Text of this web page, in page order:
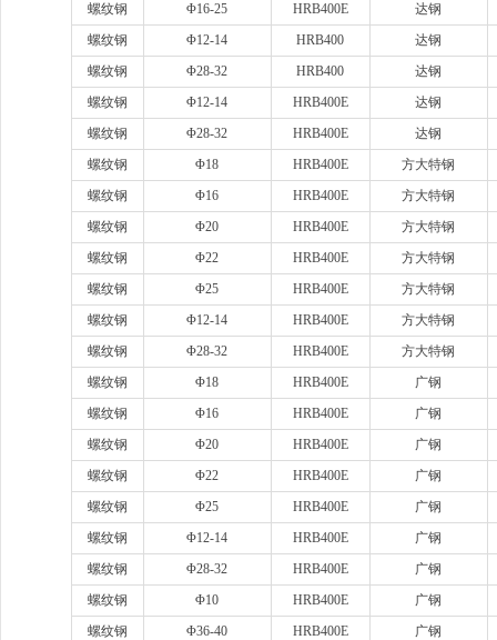
螺纹钢
Φ16-25 HRB400E
达钢
螺纹钢
Φ12-14 HRB400
达钢
螺纹钢
Φ28-32 HRB400
达钢
螺纹钢
Φ12-14 HRB400E
达钢
螺纹钢
Φ28-32 HRB400E
达钢
螺纹钢
Φ18 HRB400E
方大特钢
螺纹钢
Φ16 HRB400E
方大特钢
螺纹钢
Φ20 HRB400E
方大特钢
螺纹钢
Φ22 HRB400E
方大特钢
螺纹钢
Φ25 HRB400E
方大特钢
螺纹钢
Φ12-14 HRB400E
方大特钢
螺纹钢
Φ28-32 HRB400E
方大特钢
螺纹钢
Φ18 HRB400E
广钢
螺纹钢
Φ16 HRB400E
广钢
螺纹钢
Φ20 HRB400E
广钢
螺纹钢
Φ22 HRB400E
广钢
螺纹钢
Φ25 HRB400E
广钢
螺纹钢
Φ12-14 HRB400E
广钢
螺纹钢
Φ28-32 HRB400E
广钢
螺纹钢
Φ10 HRB400E
广钢
螺纹钢
Φ36-40 HRB400E
广钢